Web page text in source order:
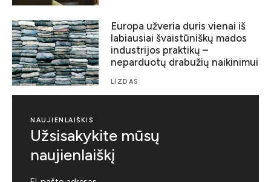
Europa užveria duris vienai iš
labiausiai švaistūniškų mados
industrijos praktikų –
neparduotų drabužių naikinimui
LIZDAS
NAUJIENLAIŠKIS
Užsisakykite mūsų
naujienlaiškį